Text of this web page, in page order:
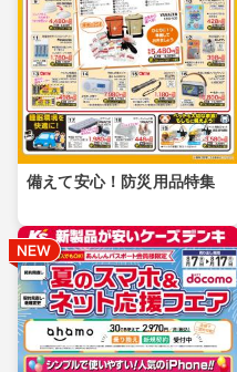
備えて安心！防災用品特集